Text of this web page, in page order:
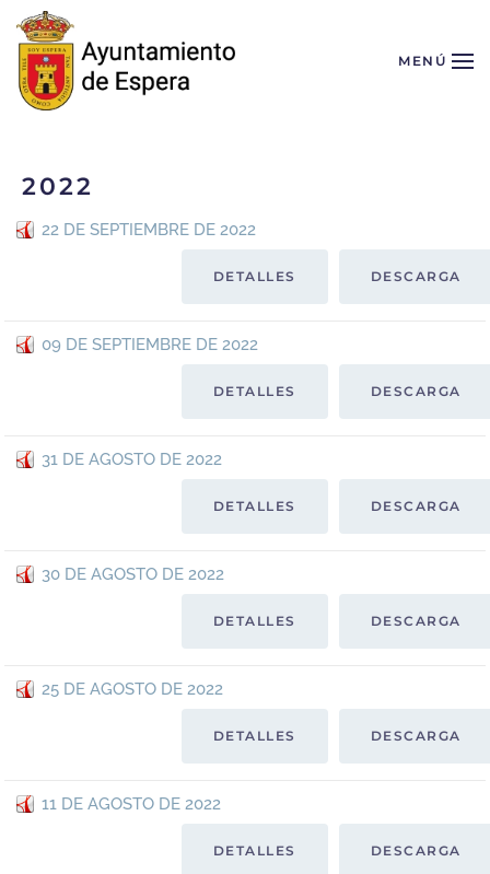
Skip to main content MENÚ
2022
22 DE SEPTIEMBRE DE 2022
DESCARGA
DETALLES
09 DE SEPTIEMBRE DE 2022
DESCARGA
DETALLES
31 DE AGOSTO DE 2022
DESCARGA
DETALLES
30 DE AGOSTO DE 2022
DESCARGA
DETALLES
25 DE AGOSTO DE 2022
DESCARGA
DETALLES
11 DE AGOSTO DE 2022
DESCARGA
DETALLES